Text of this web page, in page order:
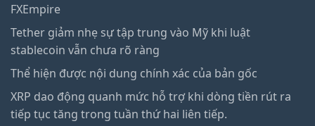
FXEmpire
Tether giảm nhẹ sự tập trung vào Mỹ khi luật
stablecoin vẫn chưa rõ ràng
Thể hiện được nội dung chính xác của bản gốc
XRP dao động quanh mức hỗ trợ khi dòng tiền rút ra
tiếp tục tăng trong tuần thứ hai liên tiếp.